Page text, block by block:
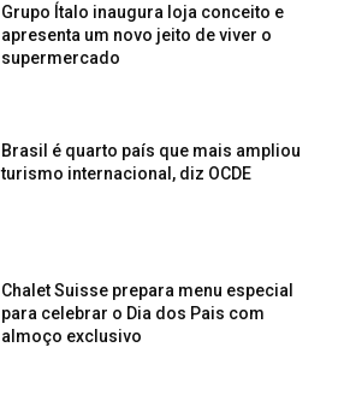
Grupo Ítalo inaugura loja conceito e
apresenta um novo jeito de viver o
supermercado
Brasil é quarto país que mais ampliou
turismo internacional, diz OCDE
Chalet Suisse prepara menu especial
para celebrar o Dia dos Pais com
almoço exclusivo